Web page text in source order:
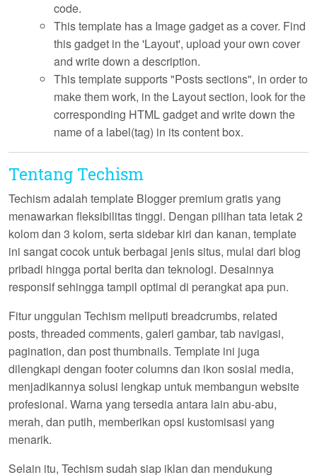
code.
This template has a Image gadget as a cover. Find
this gadget in the 'Layout', upload your own cover
and write down a description.
This template supports "Posts sections", in order to
make them work, in the Layout section, look for the
corresponding HTML gadget and write down the
name of a label(tag) in its content box.
Tentang Techism
Techism adalah template Blogger premium gratis yang
menawarkan fleksibilitas tinggi. Dengan pilihan tata letak 2
kolom dan 3 kolom, serta sidebar kiri dan kanan, template
ini sangat cocok untuk berbagai jenis situs, mulai dari blog
pribadi hingga portal berita dan teknologi. Desainnya
responsifsehingga tampil optimal di perangkat apa pun.
Fitur unggulan Techism meliputi breadcrumbs, related
posts, threaded comments, galeri gambar, tab navigasi,
pagination, dan post thumbnails. Template ini juga
dilengkapi dengan footer columns dan ikon sosial media,
menjadikannya solusi lengkap untuk membangun website
profesional. Warna yang tersedia antara lain abu-abu,
merah, dan putih, memberikan opsi kustomisasi yang
menarik.
Selain itu, Techism sudah siap iklan dan mendukung